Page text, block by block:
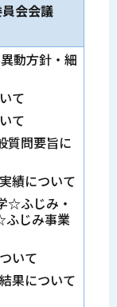
会会議
動方針・細
て
て
質問要旨に
績について
☆ふじみ・
ふじみ事業
いて
果について